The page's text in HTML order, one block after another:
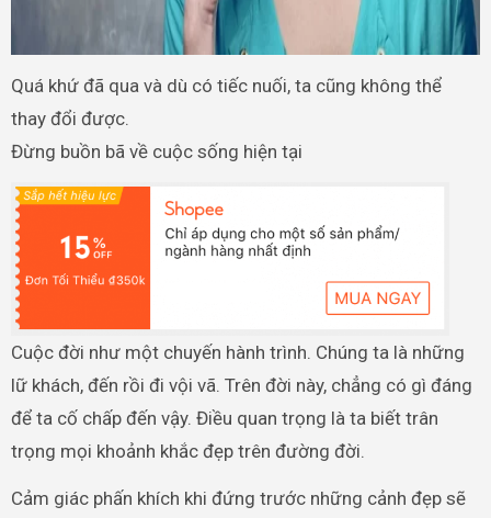
Quá khứ đã qua và dù có tiếc nuối, ta cũng không thể
thay đổi được.
Đừng buồn bã về cuộc sống hiện tại
Cuộc đời như một chuyến hành trình. Chúng ta là những
lữ khách, đến rồi đi vội vã. Trên đời này, chẳng có gì đáng
để ta cố chấp đến vậy. Điều quan trọng là ta biết trân
trọng mọi khoảnh khắc đẹp trên đường đời.
Cảm giác phấn khích khi đứng trước những cảnh đẹp sẽ